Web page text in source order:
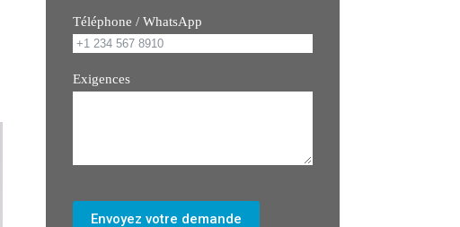
Téléphone / WhatsApp
Exigences
Envoyez votre demande